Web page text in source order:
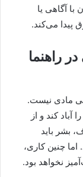
آگاهی یا
پیدا می‌کند.
راهنما
مادی نیست.
کند و از
بشر باید
اما چنین کاری،
نخواهد بود.